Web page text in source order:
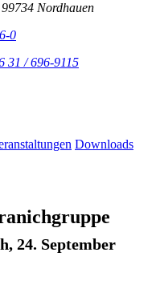
Nordhauen
0
31 / 696-9115
Downloads
24. September